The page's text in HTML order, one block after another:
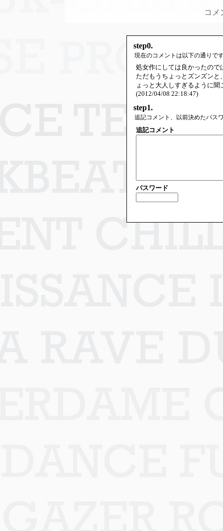
コメ
step0.
現在のコメントは以下の通りで
処女作にしては良かったので
ただもうちょっとズンズン
ょっと大人しすぎるように聞
(2012/04/08 22:18:47)
step1.
追記コメント、以前決めたパス
追記コメント
パスワード